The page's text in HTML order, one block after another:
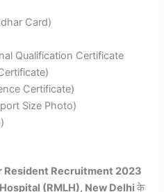
Card)
Qualification Certificate
Certificate)
Size Photo)
Resident Recruitment 2023
(RMLH), New Delhiके